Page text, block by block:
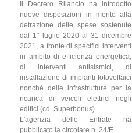
Il Decrero Rilancio ha introdotto
nuove disposizioni in merito alla
detrazione delle spese sostenute
dal 1° luglio 2020 al 31 dicembre
2021, a fronte di specifici interventi
in ambito di efficienza energetica,
di interventi antisismici, di
installazione di impianti fotovoltaici
nonché delle infrastrutture per la
ricarica di veicoli elettrici negli
edifici (cd. Superbonus).
L'agenzia delle Entrate ha
pubblicato la circolare n. 24/E